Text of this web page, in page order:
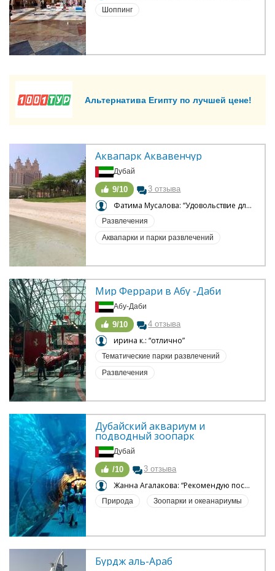
Шоппинг
Альтернатива Египту по лучшей цене!
Аквапарк Аквавенчур
Дубай
9/10 3 отзыва
Фатима Мусалова: “Удовольствие для взрослых и детей”
Развлечения
Аквапарки и парки развлечений
Мир Феррари в Абу -Даби
Абу-Даби
9/10 4 отзыва
ирина к.: “отлично”
Тематические парки развлечений
Развлечения
Дубайский аквариум и
подводный зоопарк
Дубай
/10 3 отзыва
Жанна Агалакова: “Рекомендую посетить с детьми”
Природа Зоопарки и океанариумы
Бурдж аль-Араб